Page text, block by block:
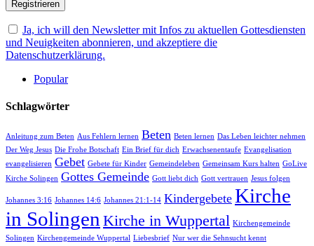
Ja, ich will den Newsletter mit Infos zu aktuellen Gottesdiensten
und Neuigkeiten abonnieren, und akzeptiere die
Datenschutzerklärung.
Popular
Schlagwörter
Anleitung zum Beten Aus Fehlern lernen Beten Beten lernen Das Leben leichter nehmen
Der Weg Jesus Die Frohe Botschaft Ein Brief für dich Erwachsenentaufe Evangelisation
evangelisieren Gebet Gebete für Kinder Gemeindeleben Gemeinsam Kurs halten GoLive
Kirche Solingen Gottes Gemeinde Gott liebt dich Gott vertrauen Jesus folgen
Johannes 3:16 Johannes 14:6 Johannes 21:1-14 Kindergebete Kirche
in Solingen Kirche in Wuppertal Kirchengemeinde
Solingen Kirchengemeinde Wuppertal Liebesbrief Nur wer die Sehnsucht kennt